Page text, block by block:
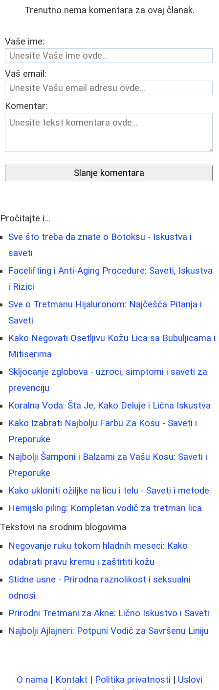
Trenutno nema komentara za ovaj članak.
Vaše ime:
Vaš email:
Komentar:
Slanje komentara
Pročitajte i...
Sve što treba da znate o Botoksu - Iskustva i
saveti
Facelifting i Anti-Aging Procedure: Saveti, Iskustva
i Rizici
Sve o Tretmanu Hijaluronom: Najčešća Pitanja i
Saveti
Kako Negovati Osetljivu Kožu Lica sa Bubuljicama i
Mitiserima
Skljocanje zglobova - uzroci, simptomi i saveti za
prevenciju
Koralna Voda: Šta Je, Kako Deluje i Lična Iskustva
Kako Izabrati Najbolju Farbu Za Kosu - Saveti i
Preporuke
Najbolji Šamponi i Balzami za Vašu Kosu: Saveti i
Preporuke
Kako ukloniti ožiljke na licu i telu - Saveti i metode
Hemijski piling: Kompletan vodič za tretman lica
Tekstovi na srodnim blogovima
Negovanje ruku tokom hladnih meseci: Kako
odabrati pravu kremu i zaštititi kožu
Stidne usne - Prirodna raznolikost i seksualni
odnosi
Prirodni Tretmani za Akne: Lično Iskustvo i Saveti
Najbolji Ajlajneri: Potpuni Vodič za Savršenu Liniju
O nama | Kontakt | Politika privatnosti | Uslovi